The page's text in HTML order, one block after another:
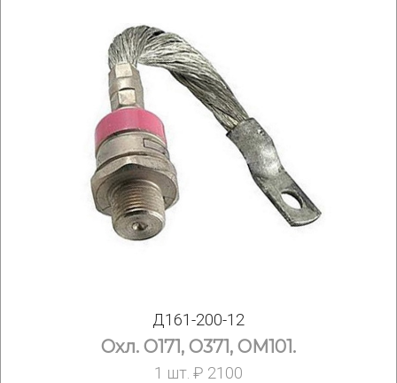
Д161-200-12
Охл. O171, O371, OM101.
1 шт. ₽ 2100